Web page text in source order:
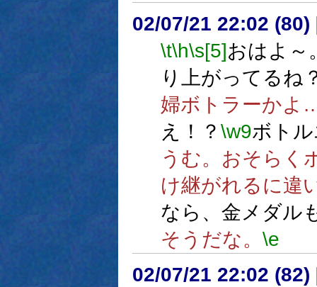
02/07/21 22:02 (80)
\t\h\s[5]おはよ～
り上がってるね
婦ボトラーかよ
え！？ \w9ボト
うむ。おそらく
け継がれるに違
なら、金メダル
そうだな。 \e
02/07/21 22:02 (82)